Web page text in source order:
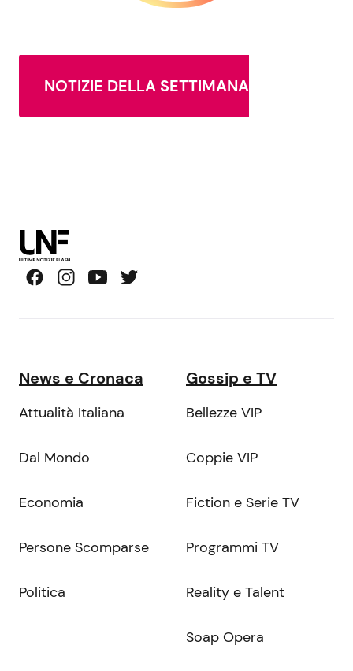
NOTIZIE DELLA SETTIMANA
News e Cronaca
Attualità Italiana
Dal Mondo
Economia
Persone Scomparse
Politica
Gossip e TV
Bellezze VIP
Coppie VIP
Fiction e Serie TV
Programmi TV
Reality e Talent
Soap Opera